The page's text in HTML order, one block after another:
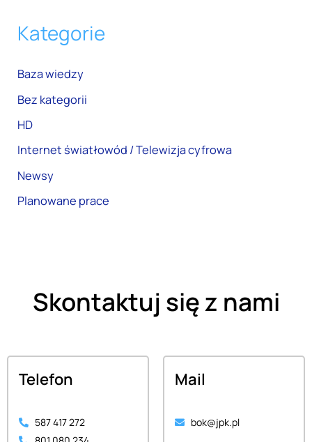
Kategorie
Baza wiedzy
Bez kategorii
HD
Internet światłowód / Telewizja cyfrowa
Newsy
Planowane prace
Skontaktuj się z nami
Telefon
587 417 272
Mail
bok@jpk.pl